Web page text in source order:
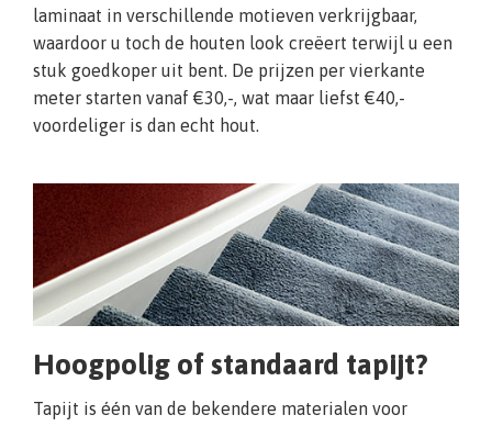
laminaat in verschillende motieven verkrijgbaar,
waardoor u toch de houten look creëert terwijl u een
stuk goedkoper uit bent. De prijzen per vierkante
meter starten vanaf €30,-, wat maar liefst €40,-
voordeliger is dan echt hout.
Hoogpolig of standaard tapijt?
Tapijt is één van de bekendere materialen voor